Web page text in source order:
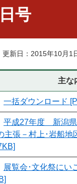
号
更新日：2015年10月1
主な
一括ダウンロード
平成27年度 新潟県
主張－村上･岩船地
展覧会･文化祭にい